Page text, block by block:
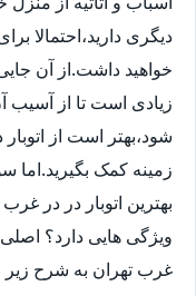
دیگری دارید،احتمالا برای
خواهید داشت.از آن
زیادی است تا از
شود،بهتر است از
زمینه کمک بگیرید.اما
بهترین اتوبار در در غرب
ویژگی هایی دارد؟ اصلی
غرب تهران به شرح